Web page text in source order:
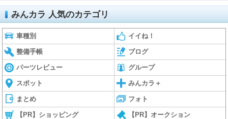
みんカラ 人気のカテゴリ
車種別 イイね！
整備手帳 ブログ
パーツレビュー グループ
スポット みんカラ＋
まとめ フォト
【PR】ショッピング 【PR】オークション